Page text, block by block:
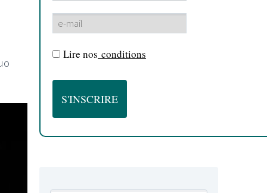
Lire nos conditions